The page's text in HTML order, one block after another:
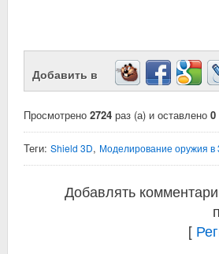
Добавить в
Просмотрено 2724 раз (а) и оставлено 0
Теги: Shield 3D, Моделирование оружия в
Добавлять
[